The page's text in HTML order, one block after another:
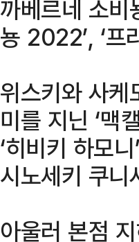
까베르네 소비
뇽 2022’, ‘프
위스키와 사
미를 지닌 ‘맥
‘히비키 하모
시노세키 쿠니
아울러 본점